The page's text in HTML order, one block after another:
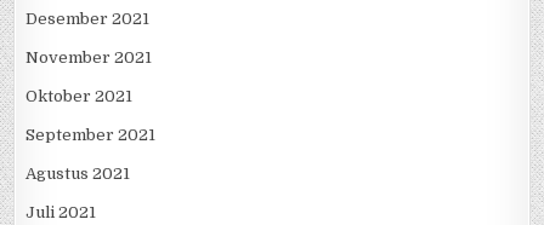
Januari 2022
Desember 2021
November 2021
Oktober 2021
September 2021
Agustus 2021